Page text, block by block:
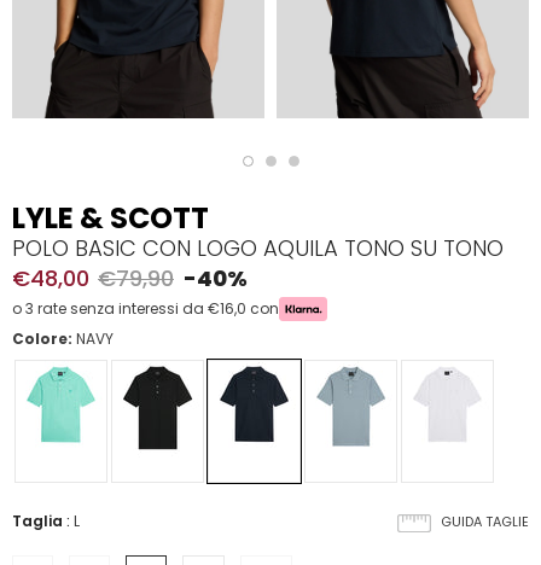
LYLE & SCOTT
POLO BASIC CON LOGO AQUILA TONO SU TONO
€48,00 €79,90 -40%
o 3 rate senza interessi da €16,0 con
Colore: NAVY
GUIDA TAGLIE
Taglia : L